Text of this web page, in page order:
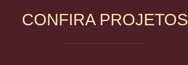
CONFIRA PROJETOS